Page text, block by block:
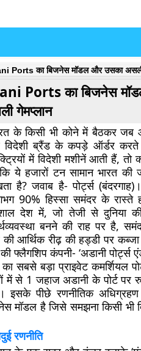
Ports का बिजनेस मॉडल और उसका
Ports का बिजनेस
गेमप्लान
के किसी भी कोने में बैठकर जब
विदेशी ब्रैंड के कपड़े ऑर्डर
में विदेशी मशीनें आती हैं, तो
ये हजारों टन सामान भारत
है? जवाब है- पोर्ट्स
90% हिस्सा समंदर के रास्ते
देश में, जो तेजी से दुनिया
बनने की राह पर है,
आर्थिक रीढ़ की हड्डी पर
फ्लैगशिप कंपनी- ‘अडानी पोर्ट्स
सबसे बड़ा प्राइवेट कमर्शियल
से 1 जहाज अडानी के पोर्ट पर
इसके पीछे रणनीतिक
मॉडल है जिसे समझना किसी
रणनीति